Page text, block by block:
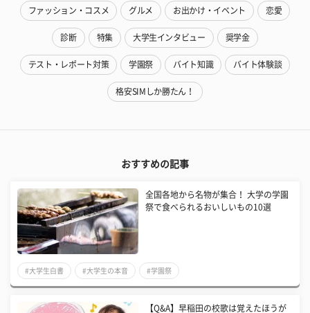
ファッション・コスメ グルメ お出かけ・イベント 恋愛
診断 特集 大学生インタビュー 奨学金
テスト・レポート対策 学園祭 バイト知識 バイト体験談
格安SIMしか勝たん！
おすすめの記事
全国各地から名物が集合！ 大学の学園
祭で食べられるおいしいもの10選
#大学生白書 #大学生の本音 #学園祭
【Q&A】早稲田の校歌は覚えたほうが